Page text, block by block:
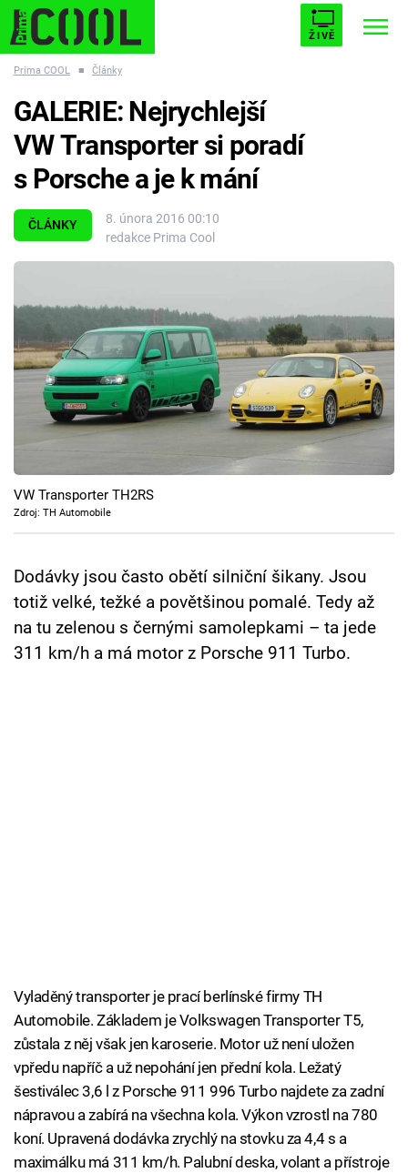
ŽIVĚ
ESCAPE PLNEJ KOTEL AVENGERS 5
Témata
Seriály
Hry
Cool Esport
Pořady
TV Program
Přihlášení
Prima COOL ■ Články
ČLÁNKY
8. února 2016 00:10
redakce Prima Cool
GALERIE: Nejrychlejší
VW Transporter si poradí
s Porsche a je k mání
VW Transporter TH2RS
Zdroj: TH Automobile
Dodávky jsou často obětí silniční šikany. Jsou
totiž velké, težké a povětšinou pomalé. Tedy až
na tu zelenou s černými samolepkami – ta jede
311 km/h a má motor z Porsche 911 Turbo.
Vyladěný transporter je prací berlínské firmy TH
Automobile. Základem je Volkswagen Transporter T5,
zůstala z něj však jen karoserie. Motor už není uložen
vpředu napříč a už nepohání jen přední kola. Ležatý
šestiválec 3,6 l z Porsche 911 996 Turbo najdete za zadní
nápravou a zabírá na všechna kola. Výkon vzrostl na 780
koní. Upravená dodávka zrychlý na stovku za 4,4 s a
maximálku má 311 km/h. Palubní deska, volant a přístroje